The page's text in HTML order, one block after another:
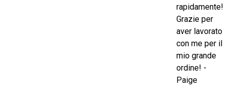
rapidamente!
Grazie per
aver lavorato
con me per il
mio grande
ordine! -
Paige